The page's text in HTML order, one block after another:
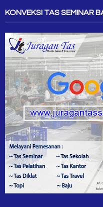
KONVEKSI TAS SEMINAR